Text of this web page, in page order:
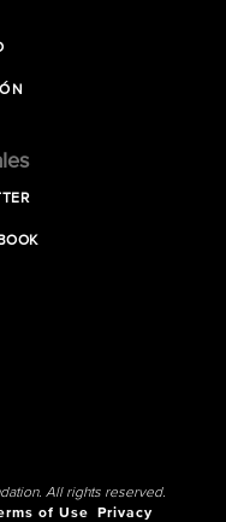
All rights reserved.
of Use
Privacy